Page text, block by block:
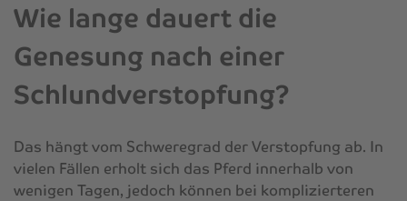
Wie lange dauert die
Genesung nach einer
Schlundverstopfung?
Das hängt vom Schweregrad der Verstopfung ab. In
vielen Fällen erholt sich das Pferd innerhalb von
wenigen Tagen, jedoch können bei komplizierteren